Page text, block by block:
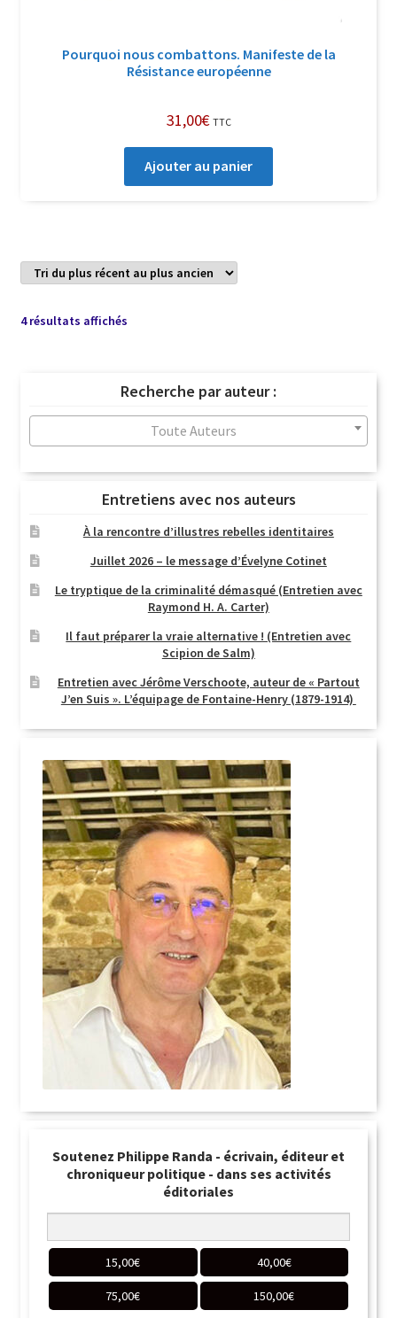
Pourquoi nous combattons. Manifeste de la
Résistance européenne
31,00€ TTC
Ajouter au panier
4 résultats affichésTrié
au
plus
ancien
Recherche par auteur :
Toute Auteurs
Entretiens avec nos auteurs
À la rencontre d’illustres rebelles identitaires
Juillet 2026 – le message d’Évelyne Cotinet
Le tryptique de la criminalité démasqué (Entretien avec
Raymond H. A. Carter)
Il faut préparer la vraie alternative ! (Entretien avec
Scipion de Salm)
Entretien avec Jérôme Verschoote, auteur de « Partout
J’en Suis ». L’équipage de Fontaine-Henry (1879-1914)
Soutenez Philippe Randa - écrivain, éditeur et
chroniqueur politique - dans ses activités
éditoriales
15,00€ 40,00€
75,00€ 150,00€